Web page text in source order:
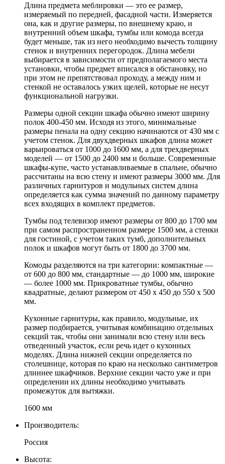
Длина предмета меблировки — это ее размер,
измеряемый по передней, фасадной части. Измеряется
она, как и другие размеры, по внешнему краю, и
внутренний объем шкафа, тумбы или комода всегда
будет меньше, так из него необходимо вычесть толщину
стенок и внутренних перегородок. Длина мебели
выбирается в зависимости от предполагаемого места
установки, чтобы предмет вписался в обстановку, но
при этом не препятствовал проходу, а между ним и
стенкой не оставалось узких щелей, которые не несут
функциональной нагрузки.
Размеры одной секции шкафа обычно имеют ширину
полок 400-450 мм. Исходя из этого, минимальные
размеры пенала на одну секцию начинаются от 430 мм с
учетом стенок. Для двухдверных шкафов длина может
варьироваться от 1000 до 1600 мм, а для трехдверных
моделей — от 1500 до 2400 мм и больше. Современные
шкафы-купе, часто устанавливаемые в спальне, обычно
рассчитаны на всю стену и имеют размеры 3000 мм. Для
различных гарнитуров и модульных систем длина
определяется как сумма значений по данному параметру
всех входящих в комплект предметов.
Тумбы под телевизор имеют размеры от 800 до 1700 мм
при самом распространенном размере 1500 мм, а стенки
для гостиной, с учетом таких тумб, дополнительных
полок и шкафов могут быть от 1800 до 3700 мм.
Комоды разделяются на три категории: компактные —
от 600 до 800 мм, стандартные — до 1000 мм, широкие
— более 1000 мм. Прикроватные тумбы, обычно
квадратные, делают размером от 450 х 450 до 550 х 500
мм.
Кухонные гарнитуры, как правило, модульные, их
размер подбирается, учитывая комбинацию отдельных
секций так, чтобы они занимали всю стену или весь
отведенный участок, если речь идет о кухонных
моделях. Длина нижней секции определяется по
столешнице, которая по краю на несколько сантиметров
длиннее шкафчиков. Верхние секции часто уже и при
определении их длины необходимо учитывать
промежуток для вытяжки.
1600 мм
Производитель:
Россия
Высота: